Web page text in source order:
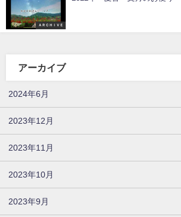
ＡＲＣＨＩＶＥ
アーカイブ
2024年6月
2023年12月
2023年11月
2023年10月
2023年9月